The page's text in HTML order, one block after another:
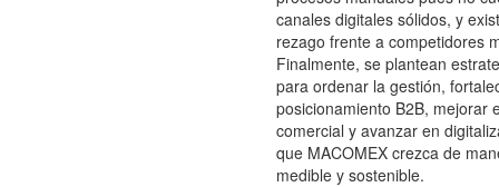
canales digitales sólidos, y
rezago frente a competidores
Finalmente, se plantean
para ordenar la gestión,
posicionamiento B2B, mejorar
comercial y avanzar en
que MACOMEX crezca de
medible y sostenible.